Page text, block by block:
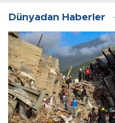
Dünyadan Haberler